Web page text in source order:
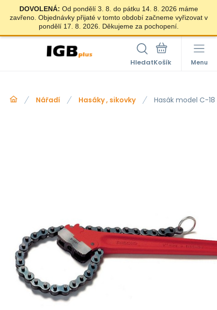
DOVOLENÁ: Od pondělí 3. 8. do pátku 14. 8. 2026 máme
zavřeno. Objednávky přijaté v tomto období začneme vyřizovat v
pondělí 17. 8. 2026. Děkujeme za pochopení.
Hledat Menu
Nářadí Hasáky , sikovky Hasák model C-